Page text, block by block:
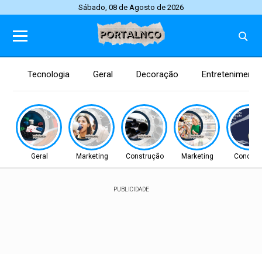
Sábado, 08 de Agosto de 2026
Tecnologia Geral Decoração Entretenimento
Geral Marketing Construção Marketing
PUBLICIDADE